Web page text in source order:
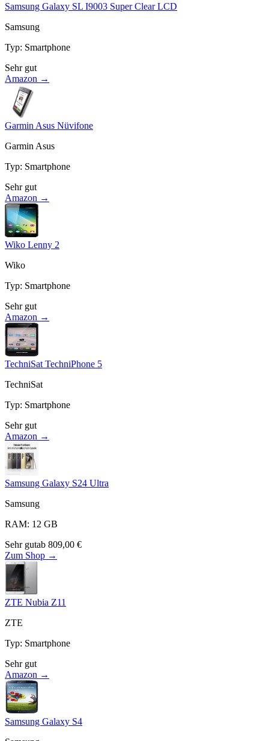
Samsung Galaxy SL I9003 Super Clear LCD
Samsung
Typ: Smartphone
Sehr gut
Amazon →
Garmin Asus Nüvifone
Garmin Asus
Typ: Smartphone
Sehr gut
Amazon →
Wiko Lenny 2
Wiko
Typ: Smartphone
Sehr gut
Amazon →
TechniSat TechniPhone 5
TechniSat
Typ: Smartphone
Sehr gut
Amazon →
Samsung Galaxy S24 Ultra
Samsung
RAM: 12 GB
Sehr gutab 809,00 €
Zum Shop →
ZTE Nubia Z11
ZTE
Typ: Smartphone
Sehr gut
Amazon →
Samsung Galaxy S4